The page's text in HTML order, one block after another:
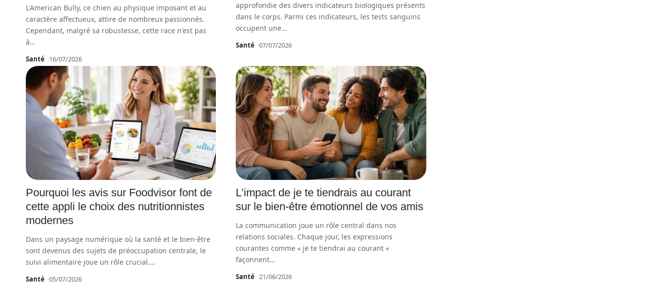
L'American Bully, ce chien au physique imposant et au
caractère affectueux, attire de nombreux passionnés.
Cependant, malgré sa robustesse, cette race n'est pas
à…
Santé 16/07/2026
approfondie des divers indicateurs biologiques présents
dans le corps. Parmi ces indicateurs, les tests sanguins
occupent une…
Santé 07/07/2026
Pourquoi les avis sur Foodvisor font de
cette appli le choix des nutritionnistes
modernes
Dans un paysage numérique où la santé et le bien-être
sont devenus des sujets de préoccupation centrale, le
suivi alimentaire joue un rôle crucial.…
Santé 05/07/2026
L’impact de je te tiendrais au courant
sur le bien-être émotionnel de vos amis
La communication joue un rôle central dans nos
relations sociales. Chaque jour, les expressions
courantes comme « je te tiendrai au courant »
façonnent…
Santé 21/06/2026